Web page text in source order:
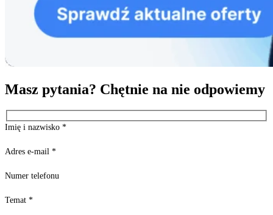
Masz pytania? Chętnie na nie odpowiemy
Imię i nazwisko *
Adres e-mail *
Numer telefonu
Temat *